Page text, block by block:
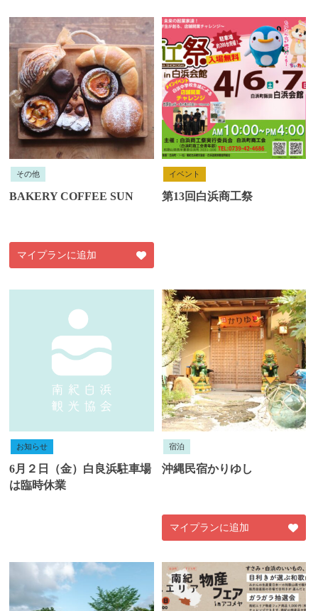
その他
BAKERY COFFEE SUN
マイプランに追加
イベント
第13回白浜商工祭
お知らせ
6月２日（金）白良浜駐車場
は臨時休業
宿泊
沖縄民宿かりゆし
マイプランに追加